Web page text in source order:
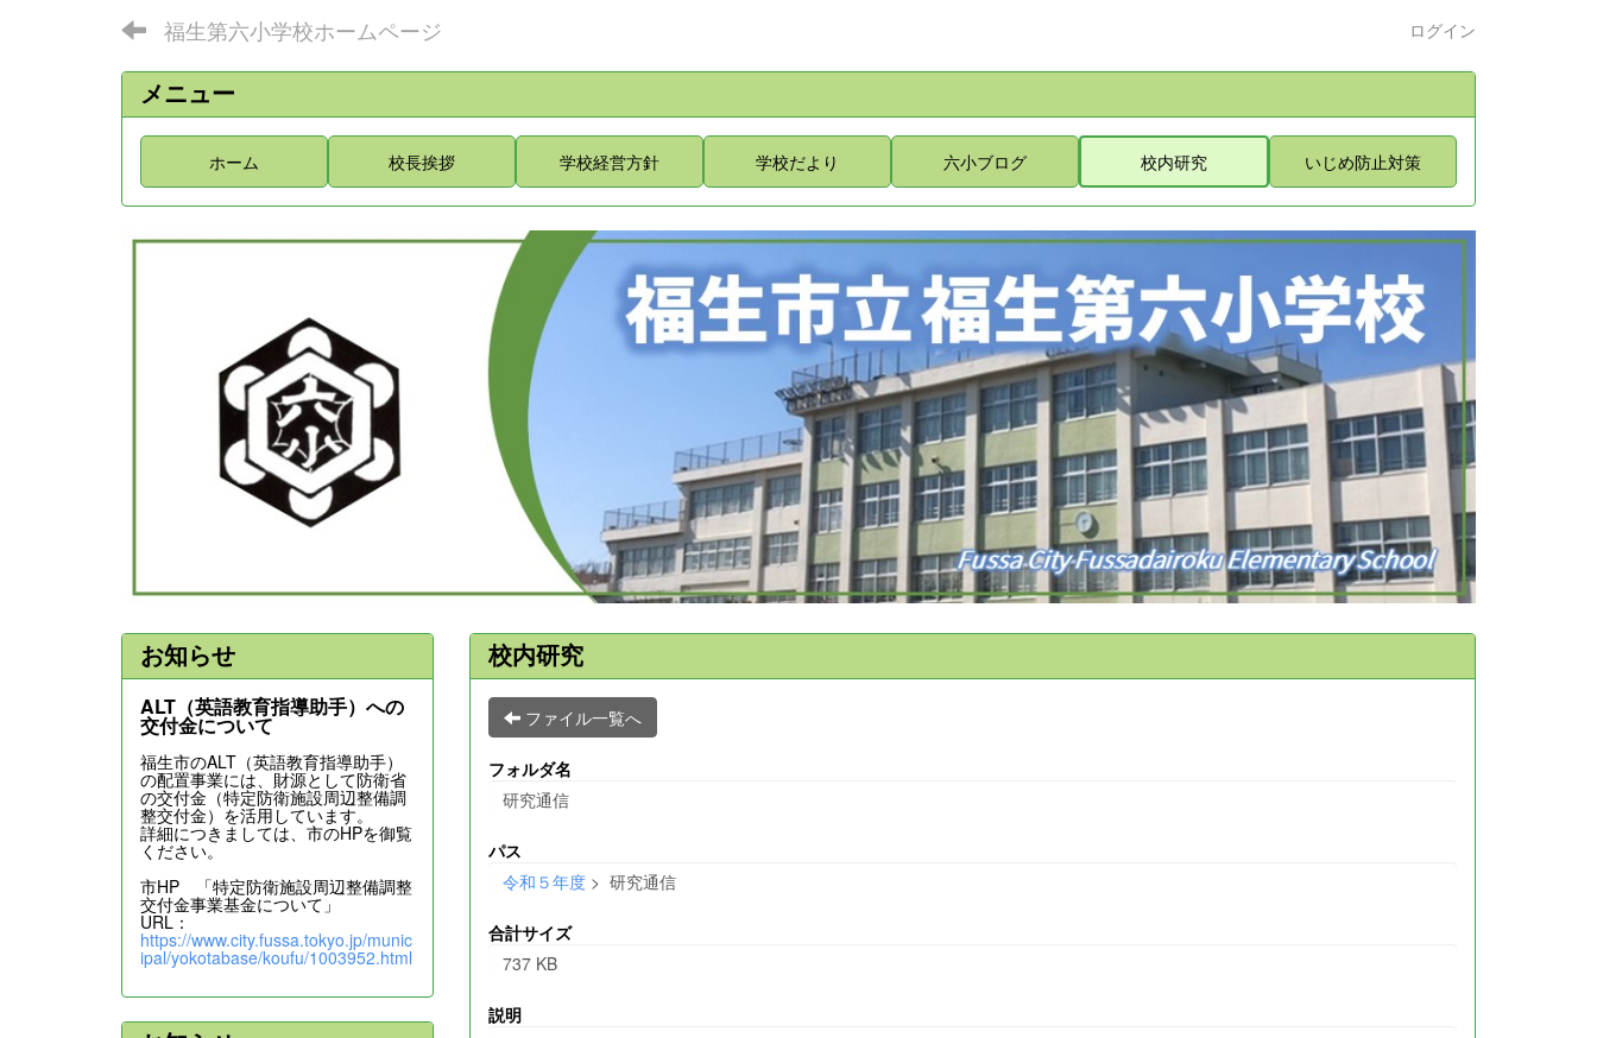
福生第六小学校ホームページ ログイン
メニュー
ホーム 校長挨拶 学校経営方針 学校だより 六小ブログ 校内研究 いじめ防止対策
校内研究
ファイル一覧へ
フォルダ名
研究通信
パス
令和５年度> 研究通信
合計サイズ
737 KB
説明
お知らせ
ALT（英語教育指導助手）への
交付金について
福生市のALT（英語教育指導助手）
の配置事業には、財源として防衛省
の交付金（特定防衛施設周辺整備調
整交付金）を活用しています。
詳細につきましては、市のHPを御覧
ください。
市HP 「特定防衛施設周辺整備調整
交付金事業基金について」
URL：
https://www.city.fussa.tokyo.jp/munic
ipal/yokotabase/koufu/1003952.html